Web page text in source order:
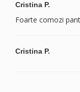
Cristina P.
Foarte comozi
Cristina P.